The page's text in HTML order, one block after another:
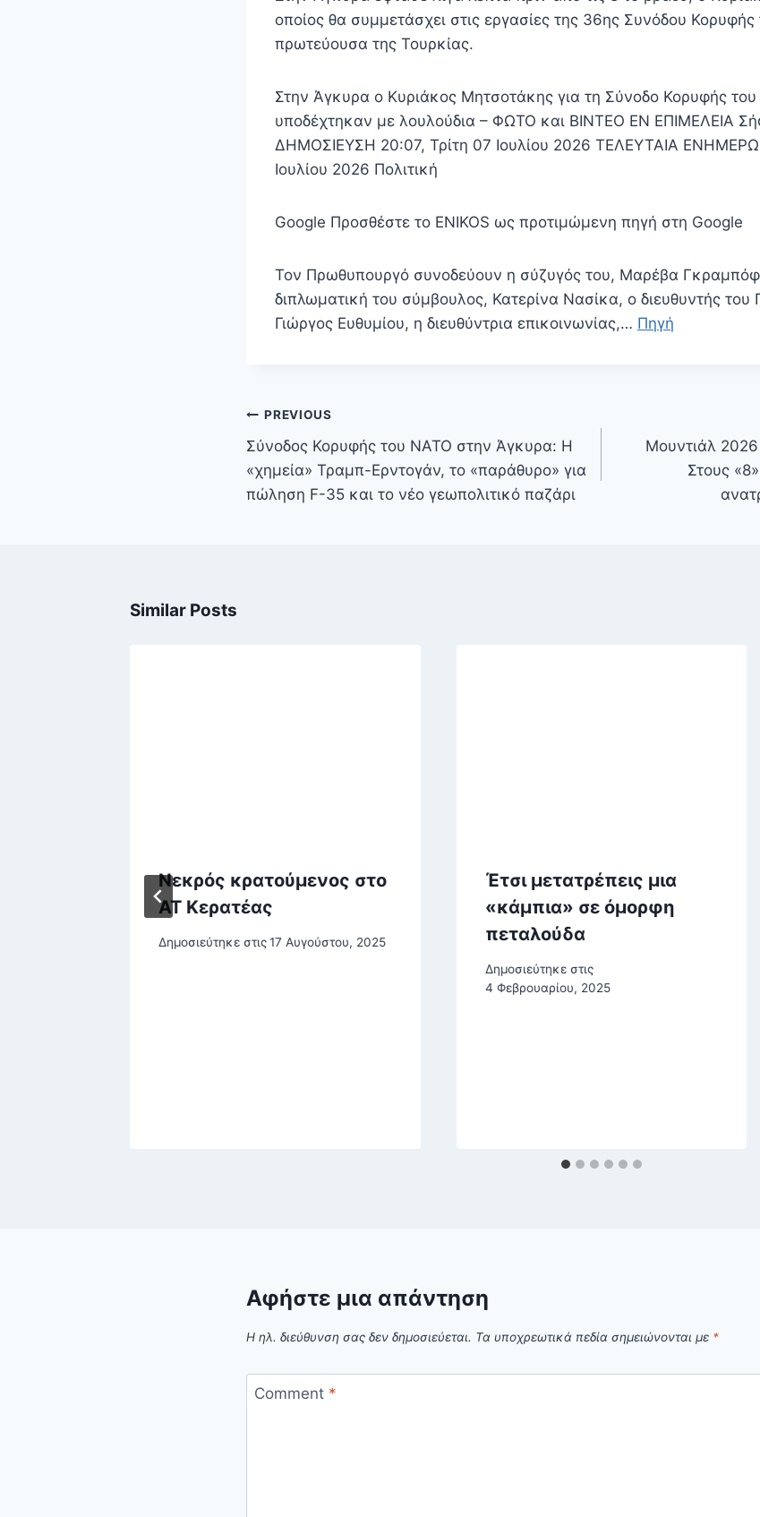
οποίος θα συμμετάσχει στις εργασίες της 36ης Συνόδου
πρωτεύουσα της Τουρκίας.
Στην Άγκυρα ο Κυριάκος Μητσοτάκης για τη Σύνοδο Κορυφής
υποδέχτηκαν με λουλούδια – ΦΩΤΟ και ΒΙΝΤΕΟ EN ΕΠΙΜΕΛΕΙΑ
ΔΗΜΟΣΙΕΥΣΗ 20:07, Τρίτη 07 Ιουλίου 2026 ΤΕΛΕΥΤΑΙΑ
Ιουλίου 2026 Πολιτική
Google Προσθέστε το ENIKOS ως προτιμώμενη πηγή στη Google
Τον Πρωθυπουργό συνοδεύουν η σύζυγός του, Μαρέβα
διπλωματική του σύμβουλος, Κατερίνα Νασίκα, ο διευθυντής του
Γιώργος Ευθυμίου, η διευθύντρια επικοινωνίας,… Πηγή
Πλοήγηση
άρθρων
PREVIOUS
Σύνοδος Κορυφής του ΝΑΤΟ στην Άγκυρα: Η
«χημεία» Τραμπ-Ερντογάν, το «παράθυρο» για
πώληση F-35 και το νέο γεωπολιτικό παζάρι
Μουντιάλ
Στους
Similar Posts
Νεκρός κρατούμενος στο
ΑΤ Κερατέας
Δημοσιεύτηκε στις17 Αυγούστου, 2025
Έτσι μετατρέπεις μια
«κάμπια» σε όμορφη
πεταλούδα
Δημοσιεύτηκε στις
4 Φεβρουαρίου, 2025
Αφήστε μια απάντηση
Η ηλ. διεύθυνση σας δεν δημοσιεύεται. Τα υποχρεωτικά πεδία σημειώνονται με *
Comment *